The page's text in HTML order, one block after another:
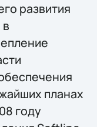
развития
планах
году